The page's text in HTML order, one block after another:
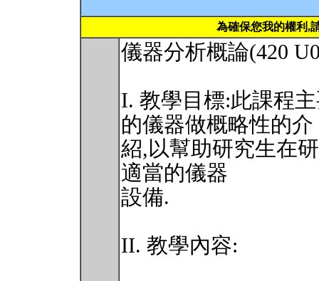
為確保您我的權利,
儀器分析概論(420
I. 教學目標:此課程
的儀器做概略性的介
紹,以幫助研究生在
適當的儀器
設備.
II. 教學內容: